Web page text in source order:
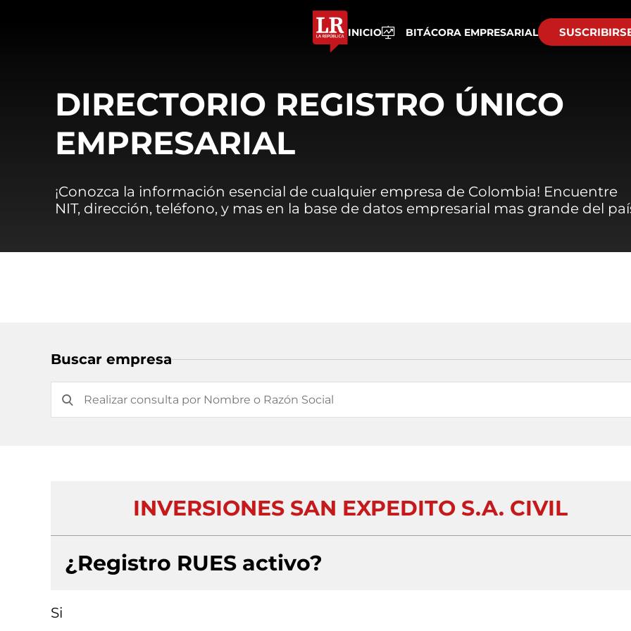
INICIO BITÁCORA EMPRESARIAL
DIRECTORIO REGISTRO ÚNICO
EMPRESARIAL
¡Conozca la información esencial de cualquier empresa de Colombia! Encuentre
NIT, dirección, teléfono, y mas en la base de datos empresarial mas grande del
Buscar empresa
INVERSIONES SAN EXPEDITO S.A. CIVIL
¿Registro RUES activo?
Si